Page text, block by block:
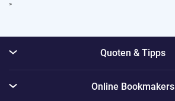
>
Quoten & Tipps
Online Bookmakers